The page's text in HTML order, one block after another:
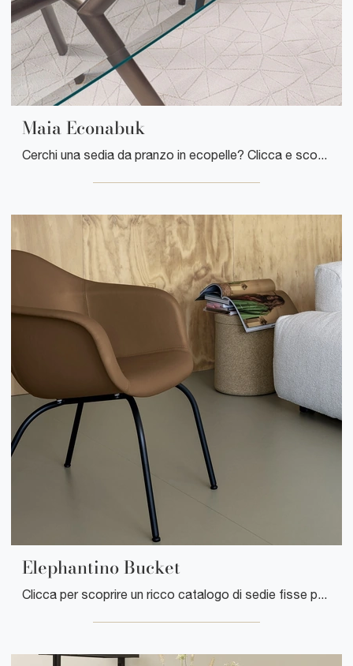
Maia Econabuk
Cerchi una sedia da pranzo in ecopelle? Clicca e scopri il modello Maia Econabuk di Riflessi per ultimare i tuoi interni alla perfezione.
Elephantino Bucket
Clicca per scoprire un ricco catalogo di sedie fisse per stanze moderne: il modello Elephantino Bucket di Kristalia ti aspetta!